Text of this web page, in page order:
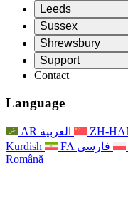
Review
Președintele
Echipa
Termeni de referință
Raportul final al
Întrebări frecvente
Procesul de
Buletine informative
Renunțare
Evenimente
Leeds
Review
Președintele
Echipa
Termeni de referință
Contact
Sprijin psihologic
Actualizări pentru
Evenimente
For Staff
Sprijin pentru
Vocile personalului
Sussex
Review
Președintele
Echipa
Termeni de referință
For Families
Actualizări pentru
Evenimente
For Staff
Shrewsbury
Review
Termeni de
Raportul final al
Primul raport al
For Families
Actualizări
Support
Leeds
Nottingham
Serviciul de
Sprijin în caz de
Servicii regionale
National
Sepsis Charities
Contact
Language
AR العربية ZH-
Kurdish
FA فارسی
Română